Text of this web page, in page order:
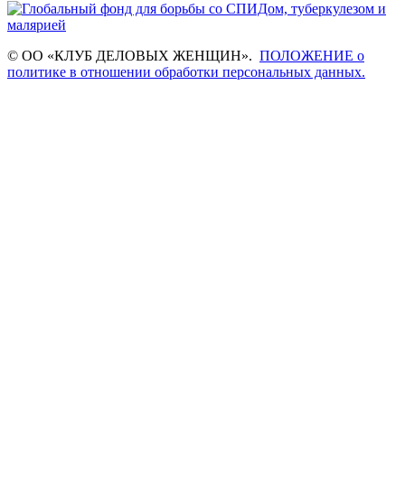
© ОО «КЛУБ ДЕЛОВЫХ ЖЕНЩИН». ПОЛОЖЕНИЕ о
политике в отношении обработки персональных данных.